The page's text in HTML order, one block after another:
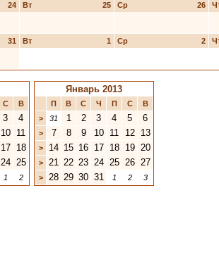
24 25
Вт 26
Ср
31 1
Вт 2
Ср
С
В
3 4
10 11
17 18
24 25
1 2
Январь 2013
П В С Ч П С
В
>
31 1 2 3 4 5 6
> 7 8 9 10 11 12 13
> 14 15 16 17 18 19 20
> 21 22 23 24 25 26 27
> 28 29 30 31 1 2 3